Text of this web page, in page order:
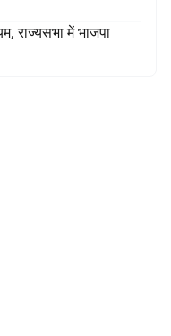
राज्यसभा में भाजपा